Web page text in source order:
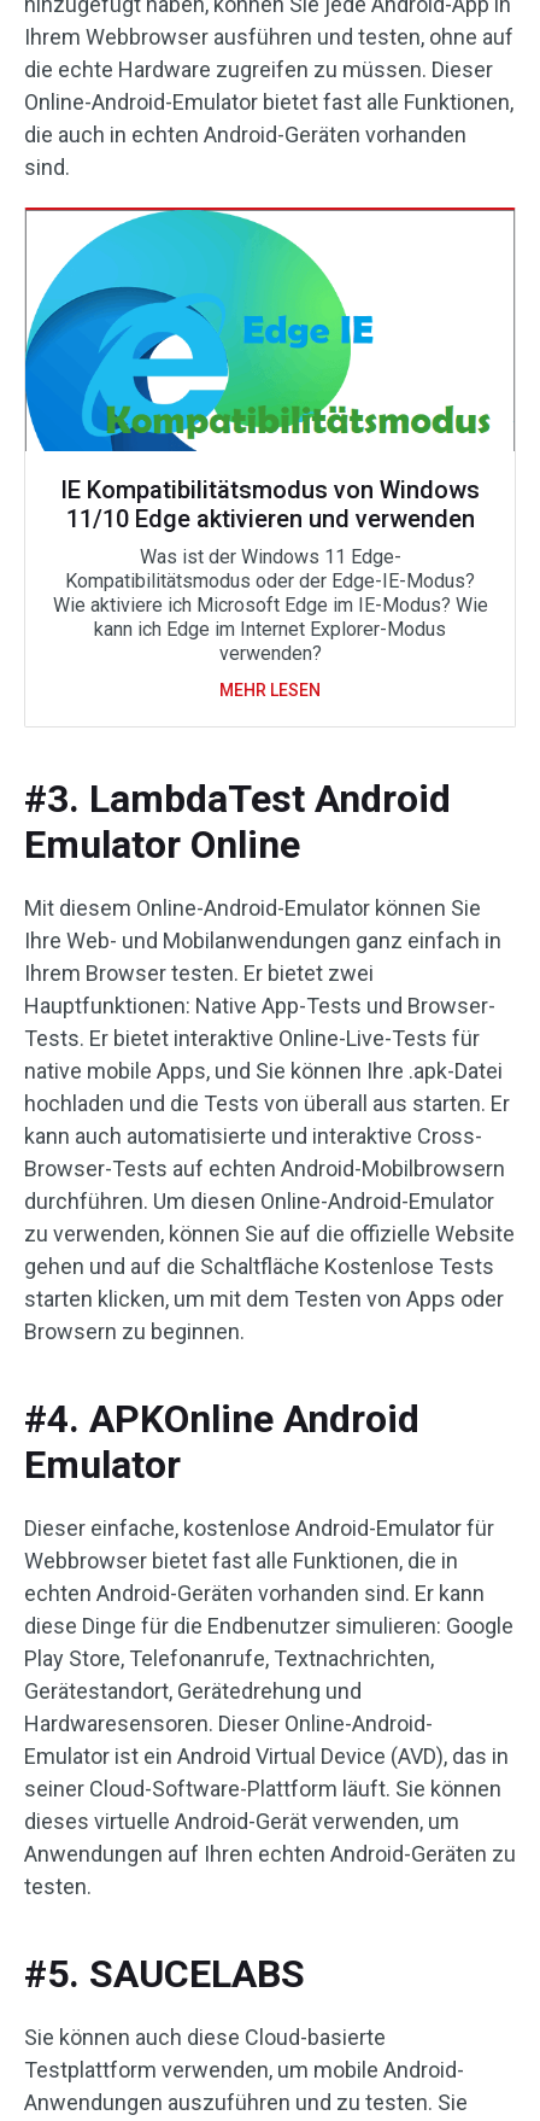
Ihrem Webbrowser ausführen und testen, ohne auf
die echte Hardware zugreifen zu müssen. Dieser
Online-Android-Emulator bietet fast alle Funktionen,
die auch in echten Android-Geräten vorhanden
sind.
IE Kompatibilitätsmodus von Windows
11/10 Edge aktivieren und verwenden
Was ist der Windows 11 Edge-
Kompatibilitätsmodus oder der Edge-IE-Modus?
Wie aktiviere ich Microsoft Edge im IE-Modus? Wie
kann ich Edge im Internet Explorer-Modus
verwenden?
MEHR LESEN
#3. LambdaTest Android
Emulator Online
Mit diesem Online-Android-Emulator können Sie
Ihre Web- und Mobilanwendungen ganz einfach in
Ihrem Browser testen. Er bietet zwei
Hauptfunktionen: Native App-Tests und Browser-
Tests. Er bietet interaktive Online-Live-Tests für
native mobile Apps, und Sie können Ihre .apk-Datei
hochladen und die Tests von überall aus starten. Er
kann auch automatisierte und interaktive Cross-
Browser-Tests auf echten Android-Mobilbrowsern
durchführen. Um diesen Online-Android-Emulator
zu verwenden, können Sie auf die offizielle Website
gehen und auf die Schaltfläche Kostenlose Tests
starten klicken, um mit dem Testen von Apps oder
Browsern zu beginnen.
#4. APKOnline Android
Emulator
Dieser einfache, kostenlose Android-Emulator für
Webbrowser bietet fast alle Funktionen, die in
echten Android-Geräten vorhanden sind. Er kann
diese Dinge für die Endbenutzer simulieren: Google
Play Store, Telefonanrufe, Textnachrichten,
Gerätestandort, Gerätedrehung und
Hardwaresensoren. Dieser Online-Android-
Emulator ist ein Android Virtual Device (AVD), das in
seiner Cloud-Software-Plattform läuft. Sie können
dieses virtuelle Android-Gerät verwenden, um
Anwendungen auf Ihren echten Android-Geräten zu
testen.
#5. SAUCELABS
Sie können auch diese Cloud-basierte
Testplattform verwenden, um mobile Android-
Anwendungen auszuführen und zu testen. Sie